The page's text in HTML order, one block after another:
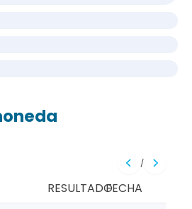
/
RESULTADOFECHA